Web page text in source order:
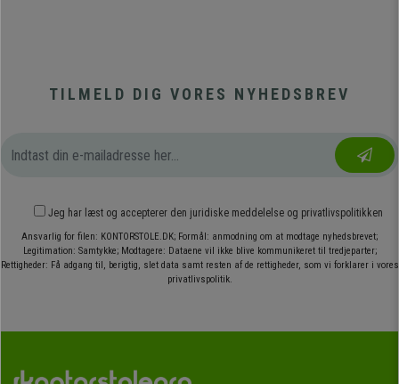
TILMELD DIG VORES NYHEDSBREV
Jeg har læst og accepterer den juridiske meddelelse og privatlivspolitikken
Ansvarlig for filen: KONTORSTOLE.DK; Formål: anmodning om at modtage nyhedsbrevet;
Legitimation: Samtykke; Modtagere: Dataene vil ikke blive kommunikeret til tredjeparter;
Rettigheder: Få adgang til, berigtig, slet data samt resten af de rettigheder, som vi forklarer i vores
privatlivspolitik.